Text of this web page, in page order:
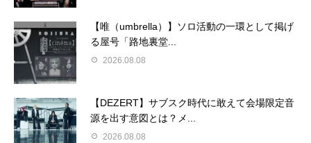
【唯（umbrella）】ソロ活動の一環として掲げ
る屋号「路地裏堂...
2026.08.08
【DEZERT】サブスク時代に敢えて会場限定音
源を出す意図とは？メ...
2026.08.08